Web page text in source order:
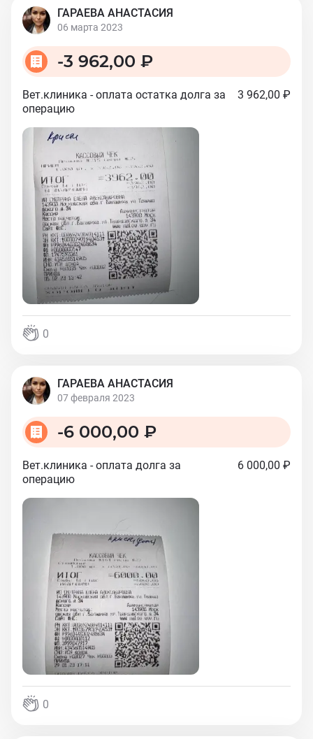
ГАРАЕВА АНАСТАСИЯ
06 марта 2023
-3 962,00 ₽
Вет.клиника - оплата остатка долга за
операцию
3 962,00 ₽
0
ГАРАЕВА АНАСТАСИЯ
07 февраля 2023
-6 000,00 ₽
Вет.клиника - оплата долга за
операцию
6 000,00 ₽
0